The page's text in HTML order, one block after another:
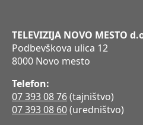
TELEVIZIJA NOVO MESTO
Podbevškova ulica 12
8000 Novo mesto
Telefon:
07 393 08 76(tajništvo)
07 393 08 60(uredništvo)